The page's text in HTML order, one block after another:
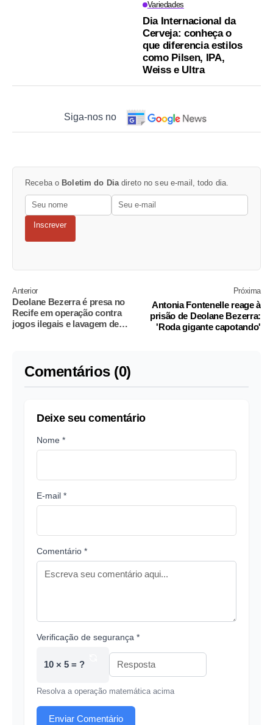
Variedades
Dia Internacional da
Cerveja: conheça o
que diferencia estilos
como Pilsen, IPA,
Weiss e Ultra
Siga-nos no
Receba o Boletim do Diadireto no seu e-mail, todo dia.
Inscrever
Anterior
Deolane Bezerra é presa no
Recife em operação contra
jogos ilegais e lavagem de
Próxima
Antonia Fontenelle reage à
prisão de Deolane Bezerra:
'Roda gigante capotando'
Comentários (0)
Deixe seu comentário
Nome *
E-mail *
Comentário *
Verificação de segurança *
10 × 5 = ?
Resolva a operação matemática acima
Enviar Comentário